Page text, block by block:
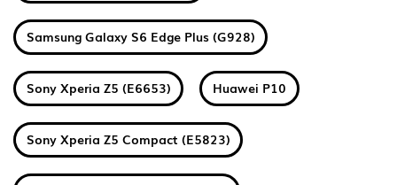
Samsung Galaxy S6 Edge Plus (G928)
Sony Xperia Z5 (E6653) Huawei P10
Sony Xperia Z5 Compact (E5823)